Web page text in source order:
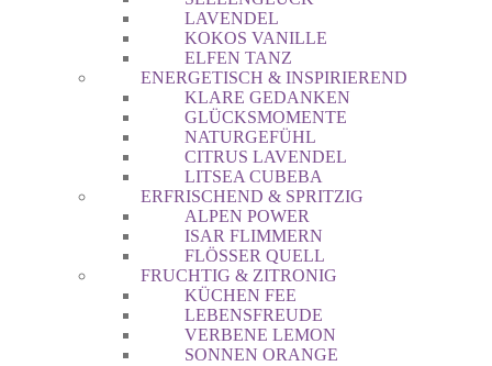
LAVENDEL
KOKOS VANILLE
ELFEN TANZ
ENERGETISCH & INSPIRIEREND
KLARE GEDANKEN
GLÜCKSMOMENTE
NATURGEFÜHL
CITRUS LAVENDEL
LITSEA CUBEBA
ERFRISCHEND & SPRITZIG
ALPEN POWER
ISAR FLIMMERN
FLÖSSER QUELL
FRUCHTIG & ZITRONIG
KÜCHEN FEE
LEBENSFREUDE
VERBENE LEMON
SONNEN ORANGE